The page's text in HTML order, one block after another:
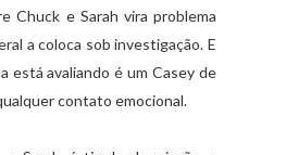
Chuck e Sarah vira problema
a coloca sob investigação. E
está avaliando é um Casey de
contato emocional.